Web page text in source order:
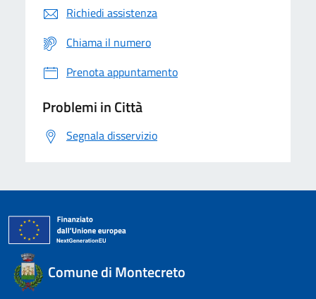
Richiedi assistenza
Chiama il numero
Prenota appuntamento
Problemi in Città
Segnala disservizio
Comune di Montecreto